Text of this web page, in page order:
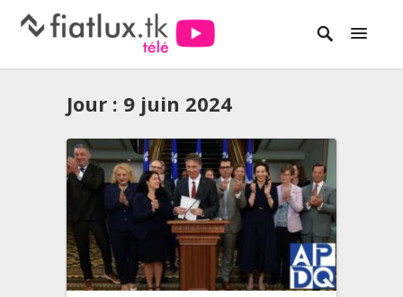
Jour : 9 juin 2024